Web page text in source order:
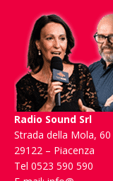
Radio Sound Srl
Strada della Mola, 60
29122 – Piacenza
Tel 0523 590 590